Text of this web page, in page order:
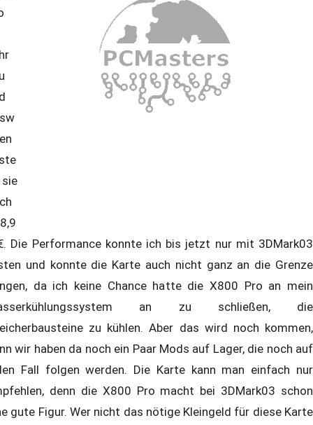
Die Performance konnte ich bis jetzt nur mit 3DMark03
und konnte die Karte auch nicht ganz an die Grenze
da ich keine Chance hatte die X800 Pro an mein
an zu schließen, die
zu kühlen. Aber das wird noch kommen,
wir haben da noch ein Paar Mods auf Lager, die noch auf
Fall folgen werden. Die Karte kann man einfach nur
denn die X800 Pro macht bei 3DMark03 schon
gute Figur. Wer nicht das nötige Kleingeld für diese Karte